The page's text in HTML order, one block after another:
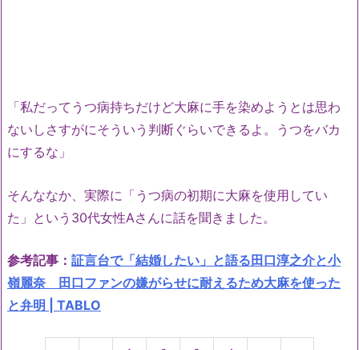
「私だってうつ病持ちだけど大麻に手を染めようとは思わ
ないしさすがにそういう判断ぐらいできるよ。うつをバカ
にするな」
そんななか、実際に「うつ病の初期に大麻を使用してい
た」という30代女性Aさんに話を聞きました。
参考記事： 証言台で「結婚したい」と語る田口淳之介と小
嶺麗奈 田口ファンの嫌がらせに耐えるため大麻を使った
と弁明 | TABLO